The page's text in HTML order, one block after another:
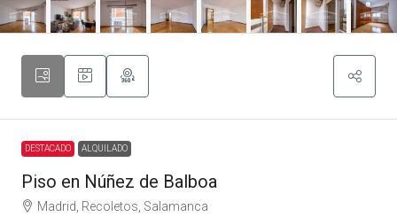
DESTACADO ALQUILADO
Piso en Núñez de Balboa
Madrid, Recoletos, Salamanca